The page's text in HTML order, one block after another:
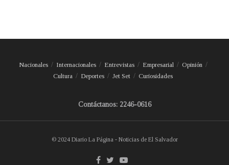
Nacionales Internacionales Entrevistas Empresarial
Opinión
Cultura
Deportes Jet Set Curiosidades
Contáctanos: 2246-0616
© 2024 Diario La Página - Noticias de El Salvador